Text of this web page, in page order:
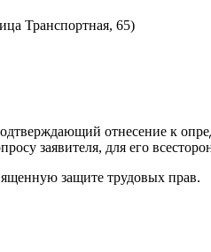
Транспортная, 65)
отнесение к
заявителя, для его
защите трудовых прав.